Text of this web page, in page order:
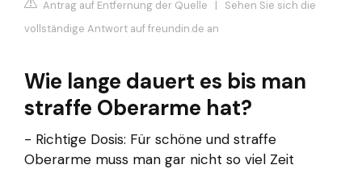
Antrag auf Entfernung der Quelle | Sehen Sie sich die
vollständige Antwort auf freundin.de an
Wie lange dauert es bis man
straffe Oberarme hat?
- Richtige Dosis: Für schöne und straffe
Oberarme muss man gar nicht so viel Zeit